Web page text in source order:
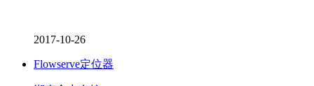
2017-10-26
Flowserve定位器